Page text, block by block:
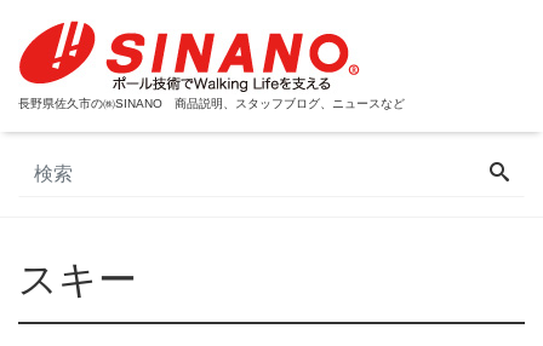
長野県佐久市の㈱SINANO 商品説明、スタッフブログ、ニュースなど
スキー